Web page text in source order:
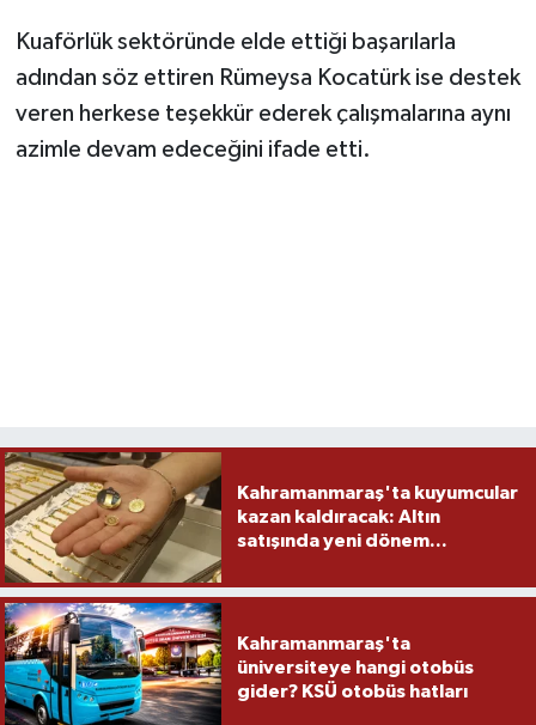
Kuaförlük sektöründe elde ettiği başarılarla
adından söz ettiren Rümeysa Kocatürk ise destek
veren herkese teşekkür ederek çalışmalarına aynı
azimle devam edeceğini ifade etti.
Kahramanmaraş'ta kuyumcular
kazan kaldıracak: Altın
satışında yeni dönem...
Kahramanmaraş'ta
üniversiteye hangi otobüs
gider? KSÜ otobüs hatları